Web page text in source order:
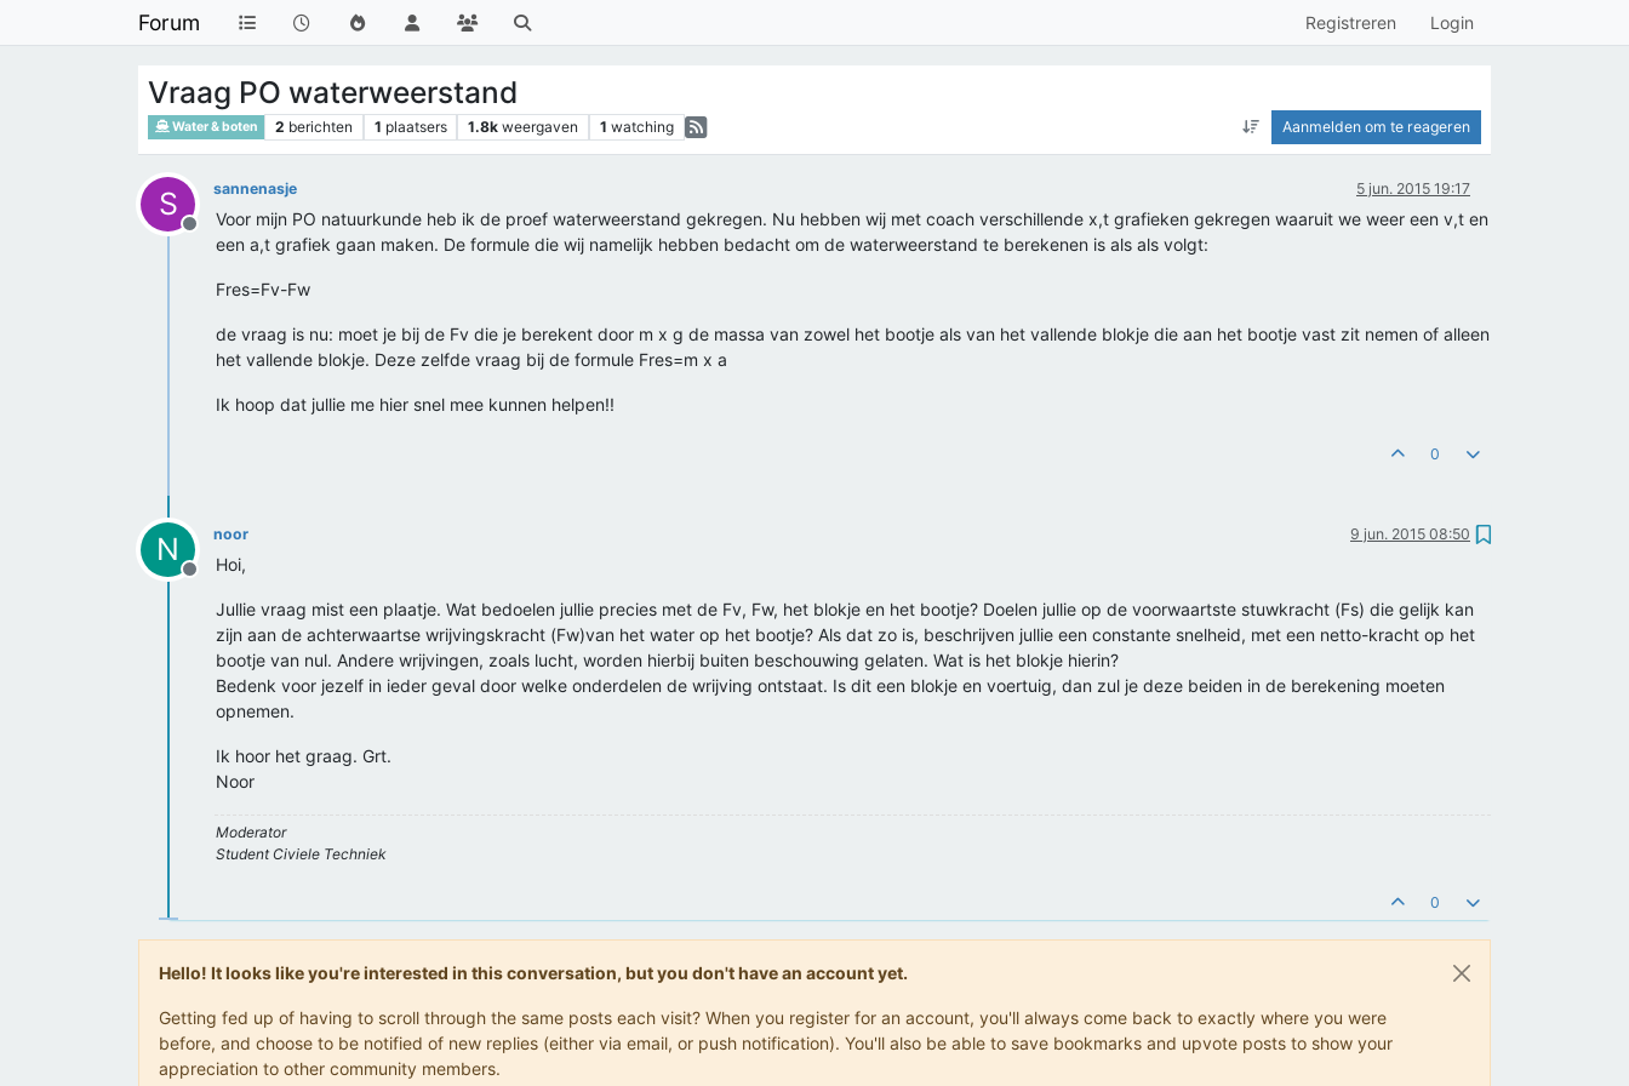
Forum Registreren Login
Vraag PO waterweerstand
Water & boten 2 berichten 1 plaatsers 1.8k weergaven 1 watching Aanmelden om te reageren
S
Offline
sannenasje 5 jun. 2015 19:17
Voor mijn PO natuurkunde heb ik de proef waterweerstand gekregen. Nu hebben wij met coach verschillende x,t grafieken gekregen waaruit we weer een v,t en
een a,t grafiek gaan maken. De formule die wij namelijk hebben bedacht om de waterweerstand te berekenen is als als volgt:
Fres=Fv-Fw
de vraag is nu: moet je bij de Fv die je berekent door m x g de massa van zowel het bootje als van het vallende blokje die aan het bootje vast zit nemen of alleen
het vallende blokje. Deze zelfde vraag bij de formule Fres=m x a
Ik hoop dat jullie me hier snel mee kunnen helpen!!
0
N
Offline
noor 9 jun. 2015 08:50
Hoi,
Jullie vraag mist een plaatje. Wat bedoelen jullie precies met de Fv, Fw, het blokje en het bootje? Doelen jullie op de voorwaartste stuwkracht (Fs) die gelijk kan
zijn aan de achterwaartse wrijvingskracht (Fw)van het water op het bootje? Als dat zo is, beschrijven jullie een constante snelheid, met een netto-kracht op het
bootje van nul. Andere wrijvingen, zoals lucht, worden hierbij buiten beschouwing gelaten. Wat is het blokje hierin?
Bedenk voor jezelf in ieder geval door welke onderdelen de wrijving ontstaat. Is dit een blokje en voertuig, dan zul je deze beiden in de berekening moeten
opnemen.
Ik hoor het graag. Grt.
Noor
Moderator
Student Civiele Techniek
0
Hello! It looks like you're interested in this conversation, but you don't have an account yet.
Getting fed up of having to scroll through the same posts each visit? When you register for an account, you'll always come back to exactly where you were
before, and choose to be notified of new replies (either via email, or push notification). You'll also be able to save bookmarks and upvote posts to show your
appreciation to other community members.